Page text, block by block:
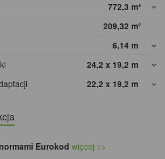
772,3 m³
209,32 m²
6,14 m
24,2 x 19,2 m
22,2 x 19,2 m
Eurokod więcej >>